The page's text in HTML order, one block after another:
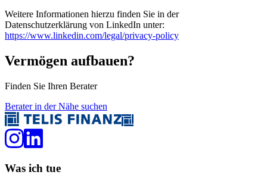
Weitere Informationen hierzu finden Sie in der
Datenschutzerklärung von LinkedIn unter:
https://www.linkedin.com/legal/privacy-policy
Vermögen aufbauen?
Finden Sie Ihren Berater
Berater in der Nähe suchen
Was ich tue